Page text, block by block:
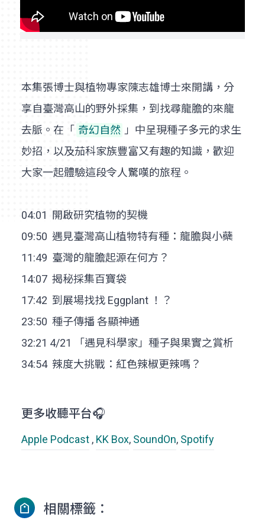
本集張博士與植物專家陳志雄博士來開講，分
享自臺灣高山的野外採集，到找尋龍膽的來龍
去脈。在「 奇幻自然 」中呈現種子多元的求生
妙招，以及茄科家族豐富又有趣的知識，歡迎
大家一起體驗這段令人驚嘆的旅程。
04:01 開啟研究植物的契機
09:50 遇見臺灣高山植物特有種：龍膽與小蘗
11:49 臺灣的龍膽起源在何方？
14:07 揭秘採集百寶袋
17:42 到展場找找 Eggplant ！？
23:50 種子傳播 各顯神通
32:21 4/21 「遇見科學家」種子與果實之賞析
34:54 辣度大挑戰：紅色辣椒更辣嗎？
更多收聽平台🎧
Apple Podcast , KK Box, SoundOn, Spotify
相關標籤：